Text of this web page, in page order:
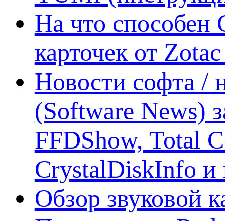
На что способен
карточек от
Новости софта /
(Software News)
FFDShow, Total
CrystalDiskInfo и
Обзор звуковой